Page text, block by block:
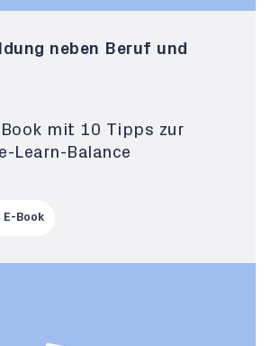
neben Beruf und
mit 10 Tipps zur
Learn-Balance
E-Book